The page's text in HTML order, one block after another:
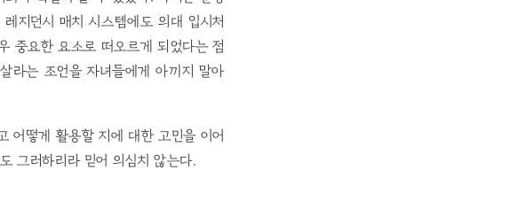
지던시 매치 시스템에도 의대 입시처
중요한 요소로 떠오르게 되었다는 점
라는 조언을 자녀들에게 아끼지 말아
어떻게 활용할 지에 대한 고민을 이어
그러하리라 믿어 의심치 않는다.